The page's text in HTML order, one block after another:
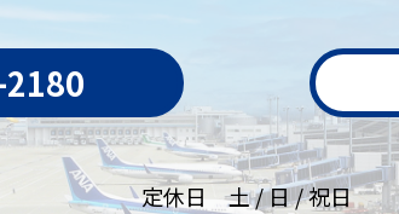
定休日 土 / 日 / 祝日